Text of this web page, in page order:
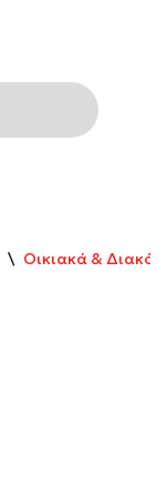
\ Οικιακά &